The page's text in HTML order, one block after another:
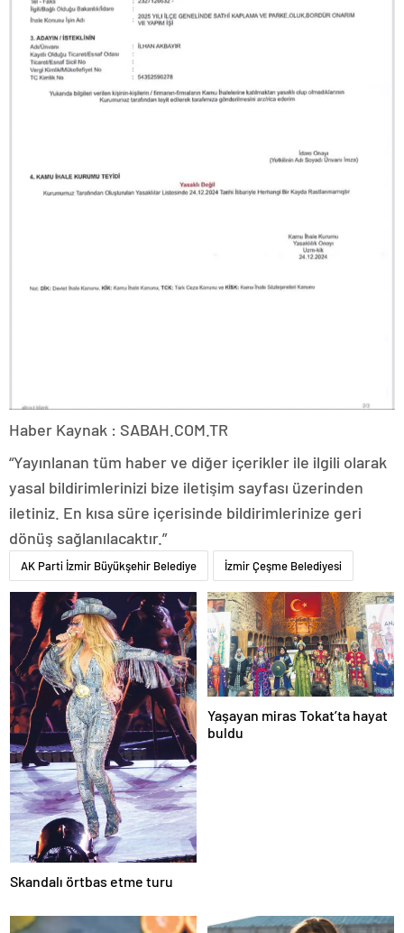
Haber Kaynak : SABAH.COM.TR
“Yayınlanan tüm haber ve diğer içerikler ile ilgili olarak
yasal bildirimlerinizi bize iletişim sayfası üzerinden
iletiniz. En kısa süre içerisinde bildirimlerinize geri
dönüş sağlanılacaktır.”
AK Parti İzmir Büyükşehir Belediye İzmir Çeşme Belediyesi
Skandalı örtbas etme turu
Yaşayan miras Tokat’ta hayat
buldu